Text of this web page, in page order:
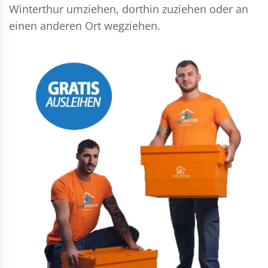
Winterthur umziehen, dorthin zuziehen oder an
einen anderen Ort wegziehen.